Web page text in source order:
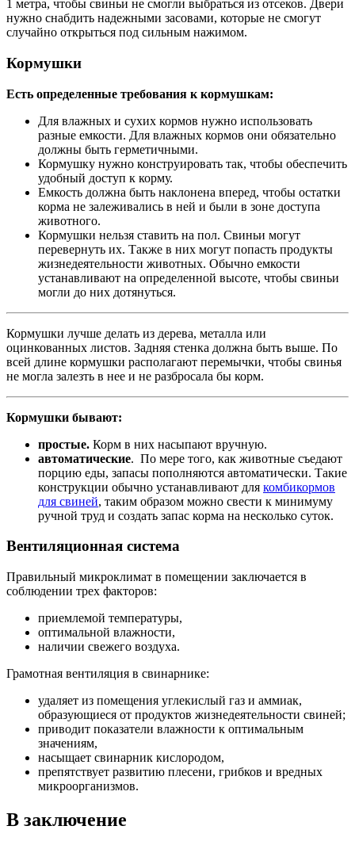
1 метра, чтобы свиньи не смогли выбраться из отсеков. Двери
нужно снабдить надежными засовами, которые не смогут
случайно открыться под сильным нажимом.
Кормушки
Есть определенные требования к кормушкам:
Для влажных и сухих кормов нужно использовать
разные емкости. Для влажных кормов они обязательно
должны быть герметичными.
Кормушку нужно конструировать так, чтобы обеспечить
удобный доступ к корму.
Емкость должна быть наклонена вперед, чтобы остатки
корма не залеживались в ней и были в зоне доступа
животного.
Кормушки нельзя ставить на пол. Свиньи могут
перевернуть их. Также в них могут попасть продукты
жизнедеятельности животных. Обычно емкости
устанавливают на определенной высоте, чтобы свиньи
могли до них дотянуться.
Кормушки лучше делать из дерева, металла или
оцинкованных листов. Задняя стенка должна быть выше. По
всей длине кормушки располагают перемычки, чтобы свинья
не могла залезть в нее и не разбросала бы корм.
Кормушки бывают:
простые. Корм в них насыпают вручную.
автоматические. По мере того, как животные съедают
порцию еды, запасы пополняются автоматически. Такие
конструкции обычно устанавливают для комбикормов
для свиней, таким образом можно свести к минимуму
ручной труд и создать запас корма на несколько суток.
Вентиляционная система
Правильный микроклимат в помещении заключается в
соблюдении трех факторов:
приемлемой температуры,
оптимальной влажности,
наличии свежего воздуха.
Грамотная вентиляция в свинарнике:
удаляет из помещения углекислый газ и аммиак,
образующиеся от продуктов жизнедеятельности свиней;
приводит показатели влажности к оптимальным
значениям,
насыщает свинарник кислородом,
препятствует развитию плесени, грибков и вредных
микроорганизмов.
В заключение